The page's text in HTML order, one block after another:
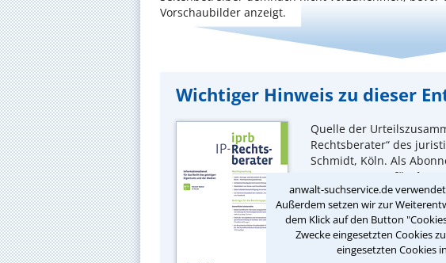
anwalt-suchservice.de
Außerdem setzen wir zur
dem Klick auf den Button
Zwecke eingesetzten Cookies
eingesetzten Cookies
Vorschaubilder anzeigt.
Wichtiger Hinweis zu dieser
Quelle der
Rechtsberater“ des
Schmidt, Köln. Als
Konsequenzen für Ihre
weitergehende
Lesen Sie hier
die Praxis und